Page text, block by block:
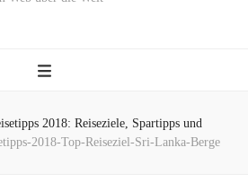
2018: Reiseziele, Spartipps und
2018-Top-Reiseziel-Sri-Lanka-Berge